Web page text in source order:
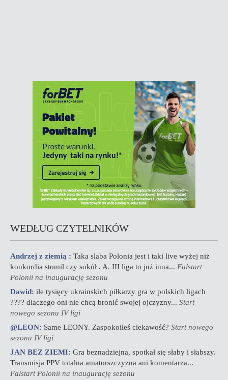
WEDŁUG CZYTELNIKÓW
Andrzej z ziemią : Taka slaba Polonia jest i taki live wyżej niż
konkordia stomil czy sokół . A. III liga to już inna... Falstart
Polonii na inaugurację sezonu
Dawid: ile tysięcy ukrainskich piłkarzy gra w polskich ligach
???? dlaczego oni nie chcą bronić swojej ojczyzny... Start
nowego sezonu IV ligi
@LEON: Same LEONY. Zaspokoiłeś ciekawość? Start nowego
sezonu IV ligi
JAN BEZ ZIEMI: Gra beznadziejna, spotkał się słaby i słabszy.
Transmisja PPV totalna amatorszczyzna ani komentarza...
Falstart Polonii na inaugurację sezonu